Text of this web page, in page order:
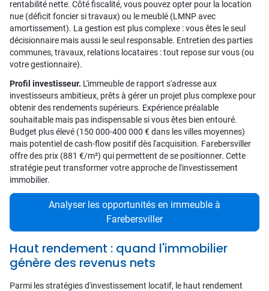
rentabilité nette. Côté fiscalité, vous pouvez opter pour la location
nue (déficit foncier si travaux) ou le meublé (LMNP avec
amortissement). La gestion est plus complexe : vous êtes le seul
décisionnaire mais aussi le seul responsable. Entretien des parties
communes, travaux, relations locataires : tout repose sur vous (ou
votre gestionnaire).
Profil investisseur. L'immeuble de rapport s'adresse aux
investisseurs ambitieux, prêts à gérer un projet plus complexe pour
obtenir des rendements supérieurs. Expérience préalable
souhaitable mais pas indispensable si vous êtes bien entouré.
Budget plus élevé (150 000-400 000 € dans les villes moyennes)
mais potentiel de cash-flow positif dès l'acquisition. Farebersviller
offre des prix (881 €/m²) qui permettent de se positionner. Cette
stratégie peut transformer votre approche de l'investissement
immobilier.
Analyser les opportunités en immeuble à
Farebersviller
Haut rendement : quand l'immobilier
génère des revenus nets
Parmi les stratégies d'investissement locatif, le haut rendement